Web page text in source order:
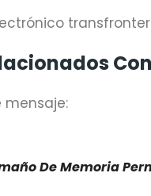
mensaje:
De Memoria